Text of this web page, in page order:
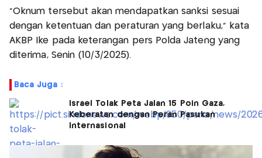
“Oknum tersebut akan mendapatkan sanksi sesuai
dengan ketentuan dan peraturan yang berlaku,” kata
AKBP Ike pada keterangan pers Polda Jateng yang
diterima, Senin (10/3/2025).
Baca Juga :
Israel Tolak Peta Jalan 15 Poin Gaza,
Keberatan dengan Peran Pasukan
Internasional